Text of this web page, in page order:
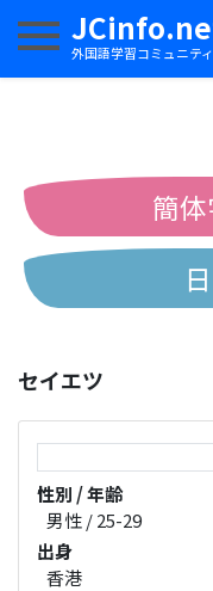
外国語学習コミュニテ
ナビゲーションを切り
簡
中
セイエツ
性別 / 年齢
男性 / 25-29
出身
香港